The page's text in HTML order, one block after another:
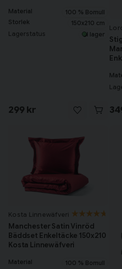
Material
100 % Bomull
Storlek
150x210 cm
Lagerstatus I lager
299 kr
Kosta Linnewäfveri
Manchester Satin Vinröd
Bäddset Enkeltäcke 150x210
Kosta Linnewäfveri
Material 100 % Bomull